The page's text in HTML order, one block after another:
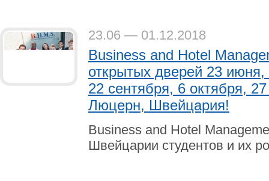
23.06 — 01.12.2018
Business and Hotel
открытых дверей 23
22 сентября, 6 октября,
Люцерн, Швейцария!
Business and Hotel
Швейцарии студентов и их